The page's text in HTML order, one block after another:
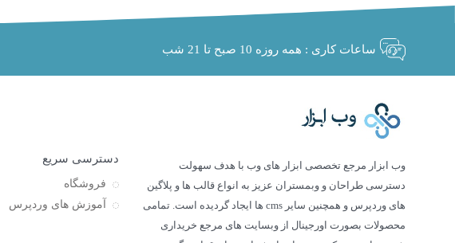
ساعات کاری : همه روزه 10 صبح تا 21 شب
وب ابزار مرجع تخصصی ابزار های وب با هدف سهولت
دسترسی طراحان و وبمستران عزیز به انواع قالب ها و پلاگین
های وردپرس و همچنین سایر cms ها ایجاد گردیده است. تمامی
محصولات بصورت اورجینال از وبسایت های مرجع خریداری
دسترسی سریع
فروشگاه
آموزش های وردپرس